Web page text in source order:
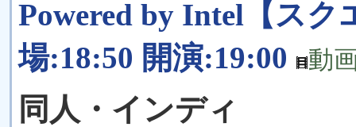
Powered by Intel【ス
場:18:50 開演:19:00
動
同人・インディ